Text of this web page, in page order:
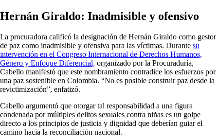
Hernán Giraldo: Inadmisible y ofensivo
La procuradora calificó la designación de Hernán Giraldo como gestor
de paz como inadmisible y ofensiva para las víctimas. Durante su
intervención en el Congreso Internacional de Derechos Humanos,
Género y Enfoque Diferencial, organizado por la Procuraduría,
Cabello manifestó que este nombramiento contradice los esfuerzos por
una paz sostenible en Colombia. “No es posible construir paz desde la
revictimización”, enfatizó.
Cabello argumentó que otorgar tal responsabilidad a una figura
condenada por múltiples delitos sexuales contra niñas es un golpe
directo a los principios de justicia y dignidad que deberían guiar el
camino hacia la reconciliación nacional.